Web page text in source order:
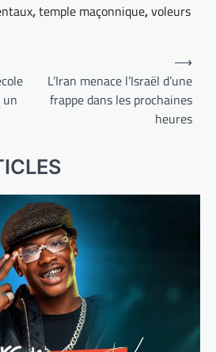
,temple maçonnique,voleurs
un
L’Iran menace l’Israël d’une
frappe dans les prochaines
heures
⟶